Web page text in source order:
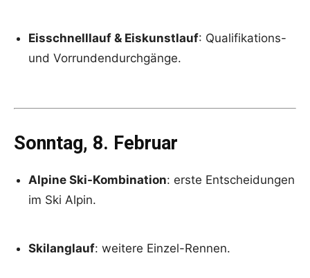
Eisschnelllauf & Eiskunstlauf: Qualifikations-
und Vorrundendurchgänge.
Sonntag, 8. Februar
Alpine Ski-Kombination: erste Entscheidungen
im Ski Alpin.
Skilanglauf: weitere Einzel-Rennen.